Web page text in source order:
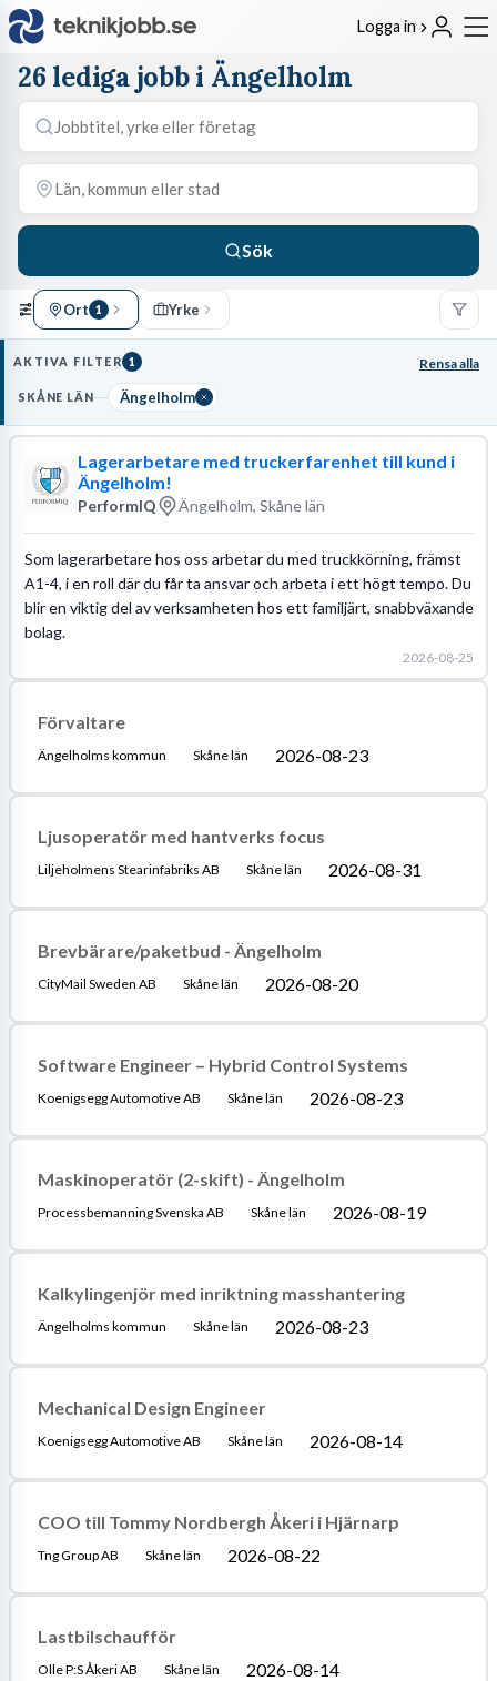
Logga in
26 lediga jobb i Ängelholm
Sök
Ort 1 Yrke
AKTIVA FILTER 1 Rensa alla
SKÅNE LÄN Ängelholm
Lagerarbetare med truckerfarenhet till kund i
Ängelholm!
PerformIQ Ängelholm, Skåne län
Som lagerarbetare hos oss arbetar du med truckkörning, främst
A1-4, i en roll där du får ta ansvar och arbeta i ett högt tempo. Du
blir en viktig del av verksamheten hos ett familjärt, snabbväxande
bolag.
2026-08-25
Förvaltare
Ängelholms kommun Skåne län 2026-08-23
Ljusoperatör med hantverks focus
Liljeholmens Stearinfabriks AB Skåne län 2026-08-31
Brevbärare/paketbud - Ängelholm
CityMail Sweden AB Skåne län 2026-08-20
Software Engineer – Hybrid Control Systems
Koenigsegg Automotive AB Skåne län 2026-08-23
Maskinoperatör (2-skift) - Ängelholm
Processbemanning Svenska AB Skåne län 2026-08-19
Kalkylingenjör med inriktning masshantering
Ängelholms kommun Skåne län 2026-08-23
Mechanical Design Engineer
Koenigsegg Automotive AB Skåne län 2026-08-14
COO till Tommy Nordbergh Åkeri i Hjärnarp
Tng Group AB Skåne län 2026-08-22
Lastbilschaufför
Olle P:S Åkeri AB Skåne län 2026-08-14